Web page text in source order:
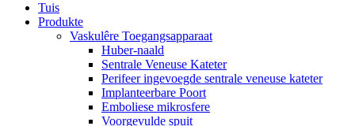
Tuis
Produkte
Vaskulêre Toegangsapparaat
Huber-naald
Sentrale Veneuse Kateter
Perifeer ingevoegde sentrale veneuse kateter
Implanteerbare Poort
Emboliese mikrosfere
Voorgevulde spuit